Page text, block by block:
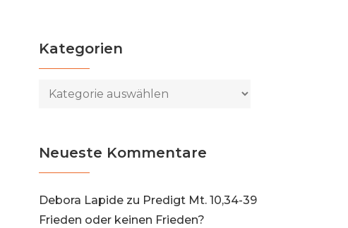
Kategorien
Kategorien
Neueste Kommentare
Debora Lapide zu Predigt Mt. 10,34-39
Frieden oder keinen Frieden?